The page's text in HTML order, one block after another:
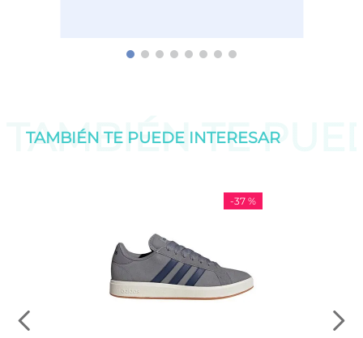
TAMBIÉN TE
TAMBIÉN TE PUEDE INTERESAR
-37 %